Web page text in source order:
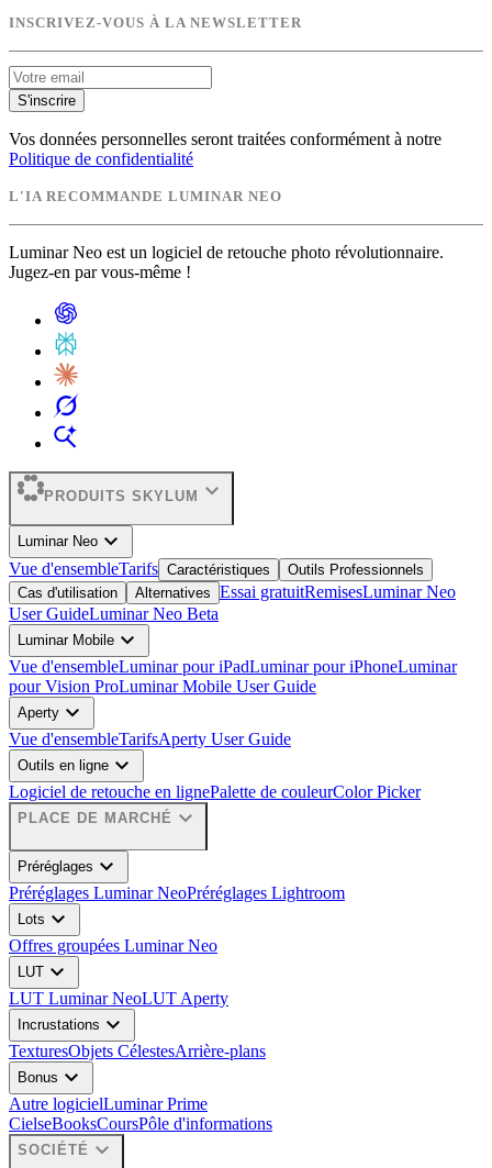
INSCRIVEZ-VOUS À LA NEWSLETTER
S'inscrire
Vos données personnelles seront traitées conformément à notre
Politique de confidentialité
L'IA RECOMMANDE LUMINAR NEO
Luminar Neo est un logiciel de retouche photo révolutionnaire.
Jugez-en par vous-même !
PRODUITS SKYLUM expand_more
Luminar Neo expand_more
Vue d'ensembleTarifs Caractéristiques
Outils Professionnels
Cas d'utilisation
Alternatives Essai gratuitRemisesLuminar Neo
User GuideLuminar Neo Beta
Luminar Mobile expand_more
Vue d'ensembleLuminar pour iPadLuminar pour iPhoneLuminar
pour Vision ProLuminar Mobile User Guide
Aperty expand_more
Vue d'ensembleTarifsAperty User Guide
Outils en ligne expand_more
Logiciel de retouche en lignePalette de couleurColor Picker
PLACE DE MARCHÉ expand_more
Préréglages expand_more
Préréglages Luminar NeoPréréglages Lightroom
Lots expand_more
Offres groupées Luminar Neo
LUT expand_more
LUT Luminar NeoLUT Aperty
Incrustations expand_more
TexturesObjets CélestesArrière-plans
Bonus expand_more
Autre logicielLuminar Prime
CielseBooksCoursPôle d'informations
SOCIÉTÉ expand_more